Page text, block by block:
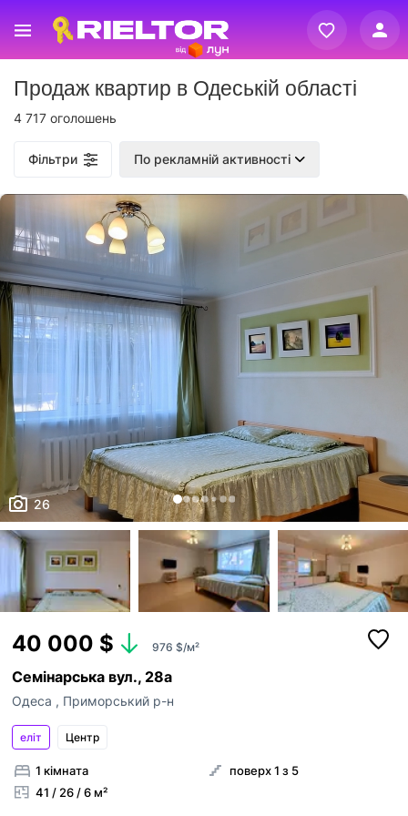
Реєстрація
Вхід
Продаж квартир в Одеській області
4 717 оголошень
Фільтри По рекламній активності
26
40 000 $ 976 $/м²
Семінарська вул., 28а
Одеса , Приморський р-н
еліт Центр
1 кімната
41 / 26 / 6 м²
поверх 1 з 5